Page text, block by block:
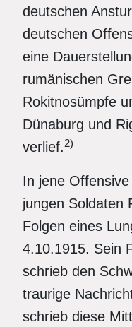
deutschen
deutschen
eine
rumänischen
Rokitnosümpfe
Dünaburg und
verlief.2)
In jene
jungen Soldaten
Folgen eines
4.10.1915. Sein
schrieb den
traurige
schrieb diese